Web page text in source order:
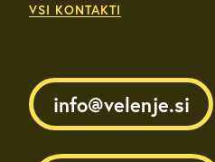
VSI KONTAKTI
info@velenje.si